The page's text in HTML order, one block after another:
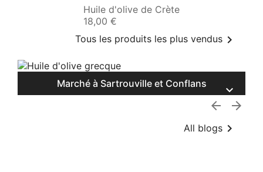
Huile d'olive de Crète
18,00 €
Tous les produits les plus vendus 
Marché à Sartrouville et Conflans



All blogs 